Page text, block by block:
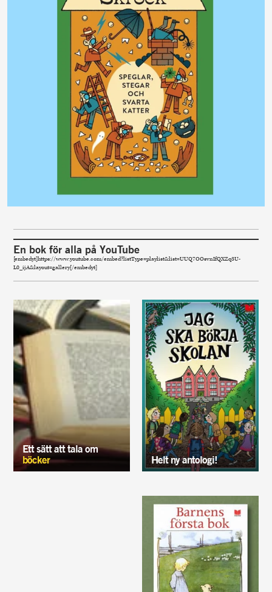
En bok för alla på YouTube
[embedyt]https://www.youtube.com/embed?listType=playlist&list=UUQ7OOsvnIfQXZq3U-
L0_ijA&layout=gallery[/embedyt]
Ett sätt att tala om
böcker
Helt ny antologi!